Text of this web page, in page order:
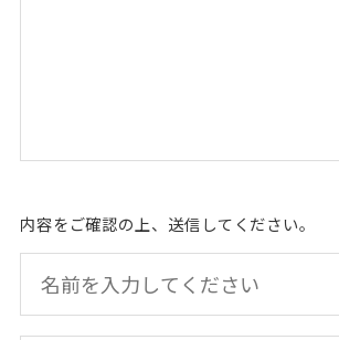
内容をご確認の上、送信してください。